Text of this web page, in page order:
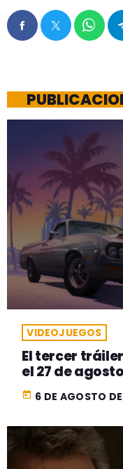
VIDEOJUEGOS
El tercer
el 27 de
today 6 DE AGOSTO